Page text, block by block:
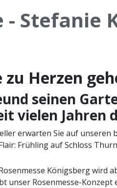
- Stefanie
Herzen
seinen
vielen Jahren
erwarten Sie auf unseren
Frühling auf Schloss
Königsberg wird
unser Rosenmesse-